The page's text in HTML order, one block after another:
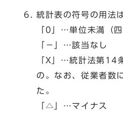
統計表の符号の用法
「0」…単位未満（四
「－」…該当なし
「X」…統計法第14
の。なお、従業者数
た。
「△」…マイナス